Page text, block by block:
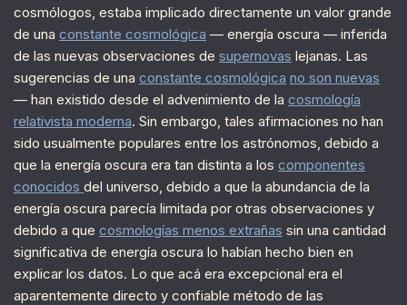
cosmólogos, estaba implicado directamente un valor grande
de una constante cosmológica — energía oscura — inferida
de las nuevas observaciones de supernovas lejanas. Las
sugerencias de una constante cosmológica no son nuevas
— han existido desde el advenimiento de la cosmología
relativista moderna. Sin embargo, tales afirmaciones no han
sido usualmente populares entre los astrónomos, debido a
que la energía oscura era tan distinta a los componentes
conocidos del universo, debido a que la abundancia de la
energía oscura parecía limitada por otras observaciones y
debido a que cosmologías menos extrañas sin una cantidad
significativa de energía oscura lo habían hecho bien en
explicar los datos. Lo que acá era excepcional era el
aparentemente directo y confiable método de las